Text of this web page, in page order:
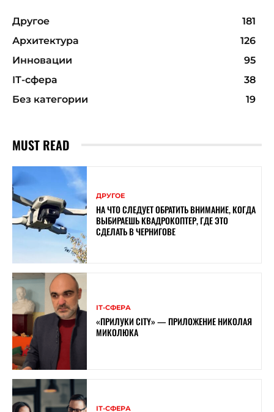
Другое
181
Архитектура
126
Инновации
95
ІТ-сфера
38
Без категории
19
MUST READ
ДРУГОЕ
НА ЧТО СЛЕДУЕТ ОБРАТИТЬ ВНИМАНИЕ, КОГДА
ВЫБИРАЕШЬ КВАДРОКОПТЕР, ГДЕ ЭТО
СДЕЛАТЬ В ЧЕРНИГОВЕ
ІТ-СФЕРА
«ПРИЛУКИ CITY» — ПРИЛОЖЕНИЕ НИКОЛАЯ
МИКОЛЮКА
ІТ-СФЕРА